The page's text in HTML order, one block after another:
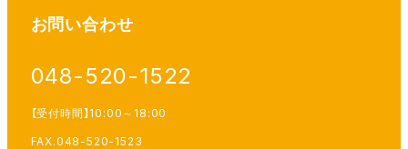
お問い合わせ
048-520-1522
【受付時間】10:00～18:00
FAX.048-520-1523